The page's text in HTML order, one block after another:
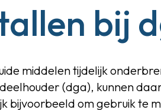
bij
middelen tijdelijk
(dga), kunnen
bijvoorbeeld om gebruik te